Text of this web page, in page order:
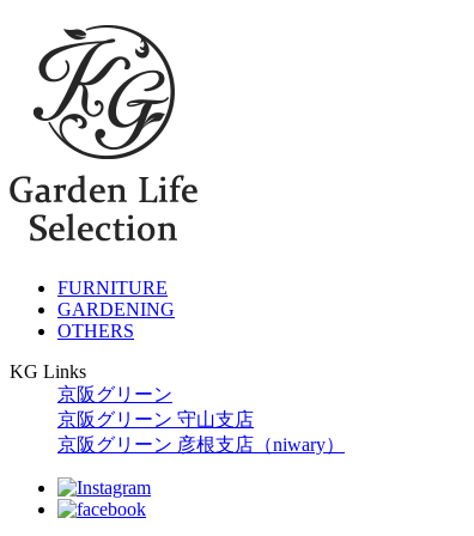
FURNITURE
GARDENING
OTHERS
KG Links
京阪グリーン
京阪グリーン 守山支店
京阪グリーン 彦根支店（niwary）